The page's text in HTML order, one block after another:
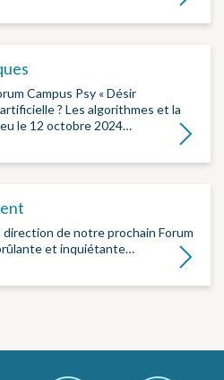
Campus Psy « Désir
? Les algorithmes et la
le 12 octobre 2024…
Lire la
de notre prochain Forum
et inquiétante…
Lire la